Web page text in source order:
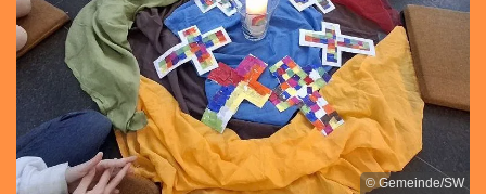
© Gemeinde/SW